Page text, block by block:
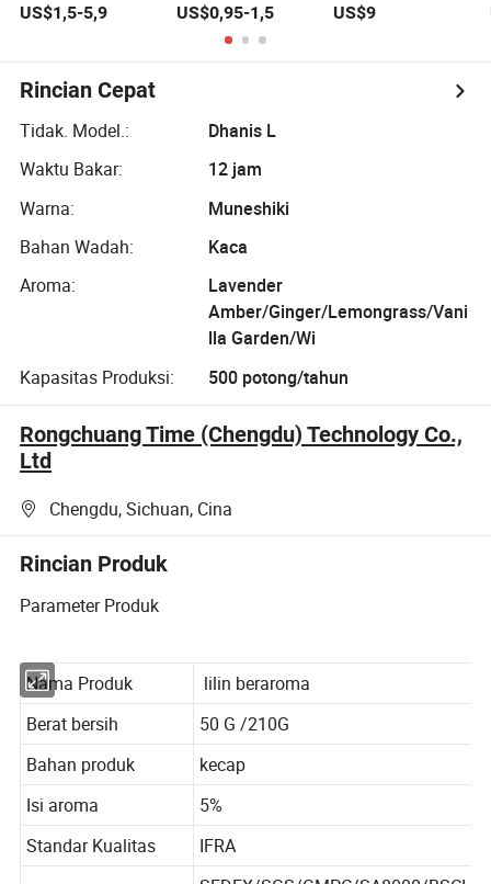
Beraroma Label
Beraroma Logo
dan Kemasan
US$1,5-5,9
Hadiah Ulang
Tahun di Rumah
US$0,95-1,5
Pribadi Lilin
Natal Lilin
US$9
Rincian Cepat
Tidak. Model.:
Dhanis L
Waktu Bakar:
12 jam
Warna:
Muneshiki
Bahan Wadah:
Kaca
Aroma:
Lavender
Amber/Ginger/Lemongrass/Vani
lla Garden/Wi
Kapasitas Produksi:
500 potong/tahun
Rongchuang Time (Chengdu) Technology Co.,
Ltd
Chengdu, Sichuan, Cina
Rincian Produk
Parameter Produk
Nama Produk
lilin beraroma
Berat bersih
50 G /210G
Bahan produk
kecap
Isi aroma 5%
Standar Kualitas IFRA